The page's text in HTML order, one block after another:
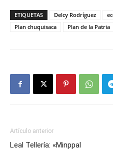
ETIQUETAS Delcy Rodríguez
Plan chuquisaca
Plan de la Patria
Artículo anterior
Leal Tellería: «Minppal